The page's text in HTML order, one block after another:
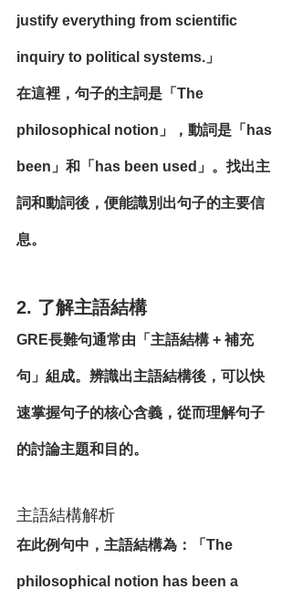
justify everything from scientific
inquiry to political systems.」
在這裡，句子的主詞是「The
philosophical notion」，動詞是「has
been」和「has been used」。找出主
詞和動詞後，便能識別出句子的主要信
息。
2. 了解主語結構
GRE長難句通常由「主語結構 + 補充
句」組成。辨識出主語結構後，可以快
速掌握句子的核心含義，從而理解句子
的討論主題和目的。
主語結構解析
在此例句中，主語結構為：「The
philosophical notion has been a